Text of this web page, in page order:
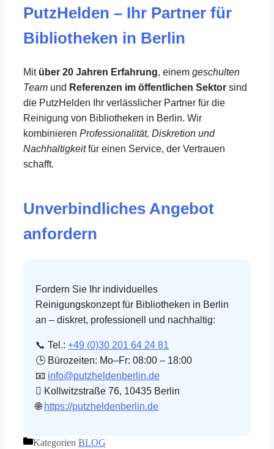
PutzHelden – Ihr Partner für
Bibliotheken in Berlin
Mit über 20 Jahren Erfahrung, einem geschulten
Team und Referenzen im öffentlichen Sektor sind
die PutzHelden Ihr verlässlicher Partner für die
Reinigung von Bibliotheken in Berlin. Wir
kombinieren Professionalität, Diskretion und
Nachhaltigkeitfür einen Service, der Vertrauen
schafft.
Unverbindliches Angebot
anfordern
Fordern Sie Ihr individuelles
Reinigungskonzept für Bibliotheken in Berlin
an – diskret, professionell und nachhaltig:
📞 Tel.: +49 (0)30 201 64 24 81
🕒 Bürozeiten: Mo–Fr: 08:00 – 18:00
📧 info@putzheldenberlin.de
 Kollwitzstraße 76, 10435 Berlin
🌐 https://putzheldenberlin.de
Kategorien BLOG